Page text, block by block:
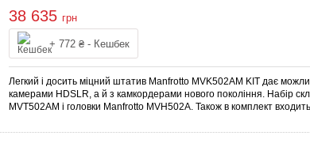
38 635 грн
+ 772 ₴ - Кешбек
Купити
Легкий і досить міцний штатив Manfrotto MVK502AM KIT дає
камерами HDSLR, а й з камкордерами нового покоління. Набір
MVT502AM і головки Manfrotto MVH502A. Також в комплект